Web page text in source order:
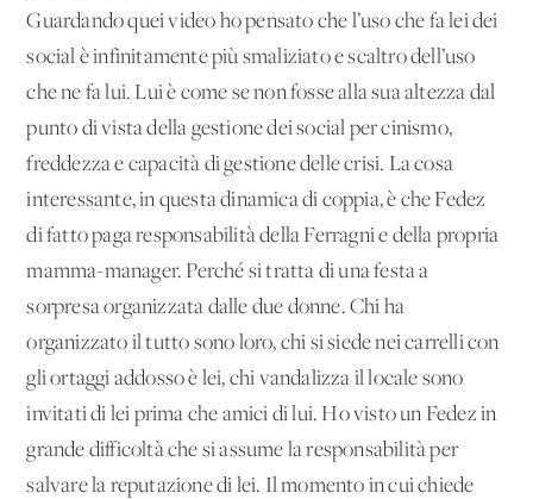
Guardando quei video ho pensato che l’uso che fa lei dei
social è infinitamente più smaliziato e scaltro dell’uso
che ne fa lui. Lui è come se non fosse alla sua altezza dal
punto di vista della gestione dei social per cinismo,
freddezza e capacità di gestione delle crisi. La cosa
interessante, in questa dinamica di coppia, è che Fedez
di fatto paga responsabilità della Ferragni e della propria
mamma-manager. Perché si tratta di una festa a
sorpresa organizzata dalle due donne. Chi ha
organizzato il tutto sono loro, chi si siede nei carrelli con
gli ortaggi addosso è lei, chi vandalizza il locale sono
invitati di lei prima che amici di lui. Ho visto un Fedez in
grande difficoltà che si assume la responsabilità per
salvare la reputazione di lei. Il momento in cui chiede